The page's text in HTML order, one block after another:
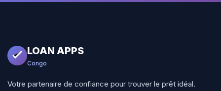
LOAN APPS
Congo
Votre partenaire de confiance pour trouver le prêt idéal.